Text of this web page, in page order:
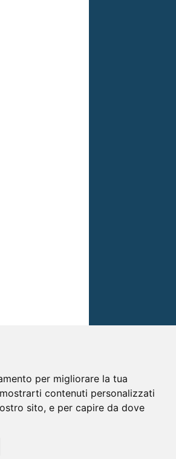
per migliorare la tua
contenuti personalizzati
sito, e per capire da dove